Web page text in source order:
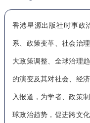
香港星源出版社时事政
系、政策变革、社会治
大政策调整、全球治理
的演变及其对社会、经
入报道，为学者、政策
球政治趋势，促进跨文